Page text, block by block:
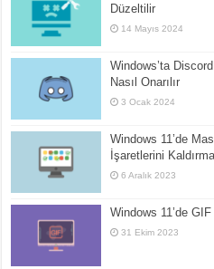
Düzeltilir
14 Mayıs 2024
Windows’ta
Nasıl Onarılır
3 Ocak 2024
Windows 11’de
İşaretlerini
6 Aralık 2023
Windows 11’de
31 Ekim 2023